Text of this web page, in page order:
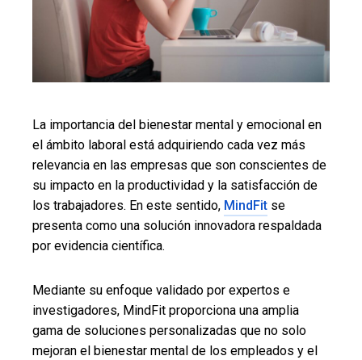
La importancia del bienestar mental y emocional en
el ámbito laboral está adquiriendo cada vez más
relevancia en las empresas que son conscientes de
su impacto en la productividad y la satisfacción de
los trabajadores. En este sentido, MindFit se
presenta como una solución innovadora respaldada
por evidencia científica.
Mediante su enfoque validado por expertos e
investigadores, MindFit proporciona una amplia
gama de soluciones personalizadas que no solo
mejoran el bienestar mental de los empleados y el